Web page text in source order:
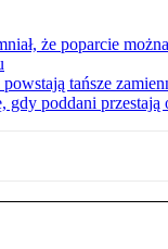
że poparcie
tańsze
gdy poddani